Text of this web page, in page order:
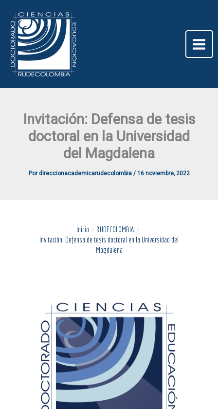
contenido
Invitación: Defensa de tesis
doctoral en la Universidad
del Magdalena
Por direccionacademicarudecolombia / 16 noviembre, 2022
Inicio
RUDECOLOMBIA
Invitación: Defensa de tesis doctoral en la Universidad del
Magdalena